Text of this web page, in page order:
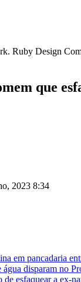
Ruby Design
que
2023 8:34
em pancadaria
água disparam no
esfaquear a ex-